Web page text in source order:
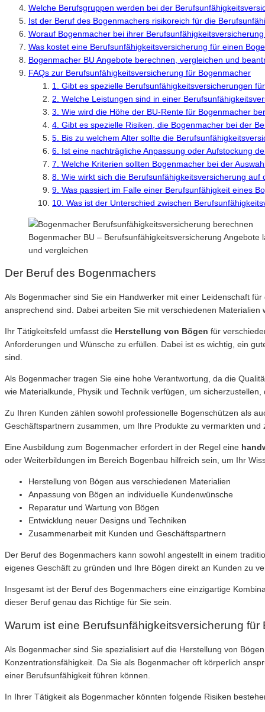
Welche Berufsgruppen werden bei der
Ist der Beruf des Bogenmachers risikoreich für die
Worauf Bogenmacher bei ihrer
Was kostet eine Berufsunfähigkeitsversicherung für einen
Bogenmacher BU Angebote berechnen, vergleichen und
FAQs zur Berufsunfähigkeitsversicherung für Bogenmacher
1. Gibt es spezielle Berufsunfähigkeitsversicherungen
2. Welche Leistungen sind in einer
3. Wie wird die Höhe der BU-Rente für Bogenmacher
4. Gibt es spezielle Risiken, die Bogenmacher bei der
5. Bis zu welchem Alter sollte die
6. Ist eine nachträgliche Anpassung oder Aufstockung
7. Welche Kriterien sollten Bogenmacher bei der
8. Wie wirkt sich die Berufsunfähigkeitsversicherung auf
9. Was passiert im Falle einer Berufsunfähigkeit eines
10. Was ist der Unterschied zwischen
Bogenmacher BU – Berufsunfähigkeitsversicherung
und vergleichen
Der Beruf des Bogenmachers
Als Bogenmacher sind Sie ein Handwerker mit einer Leidenschaft
ansprechend sind. Dabei arbeiten Sie mit verschiedenen
Ihr Tätigkeitsfeld umfasst die Herstellung von Bögen für
Anforderungen und Wünsche zu erfüllen. Dabei ist es wichtig, ein
sind.
Als Bogenmacher tragen Sie eine hohe Verantwortung, da die
wie Materialkunde, Physik und Technik verfügen, um
Zu Ihren Kunden zählen sowohl professionelle Bogenschützen als
Geschäftspartnern zusammen, um Ihre Produkte zu vermarkten und
Eine Ausbildung zum Bogenmacher erfordert in der Regel eine
oder Weiterbildungen im Bereich Bogenbau hilfreich sein, um Ihr
Herstellung von Bögen aus verschiedenen Materialien
Anpassung von Bögen an individuelle Kundenwünsche
Reparatur und Wartung von Bögen
Entwicklung neuer Designs und Techniken
Zusammenarbeit mit Kunden und Geschäftspartnern
Der Beruf des Bogenmachers kann sowohl angestellt in einem
eigenes Geschäft zu gründen und Ihre Bögen direkt an Kunden zu
Insgesamt ist der Beruf des Bogenmachers eine einzigartige
dieser Beruf genau das Richtige für Sie sein.
Warum ist eine Berufsunfähigkeitsversicherung
Als Bogenmacher sind Sie spezialisiert auf die Herstellung von
Konzentrationsfähigkeit. Da Sie als Bogenmacher oft körperlich
einer Berufsunfähigkeit führen können.
In Ihrer Tätigkeit als Bogenmacher könnten folgende Risiken